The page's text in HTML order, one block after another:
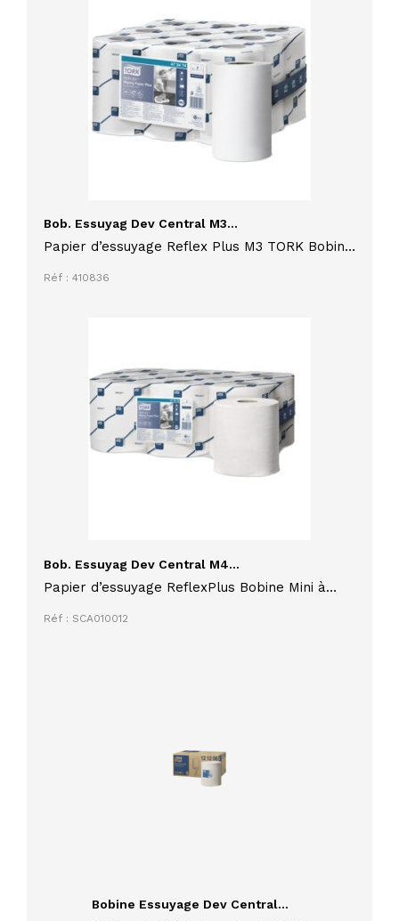
Bob. Essuyag Dev Central M3...
Papier d’essuyage Reflex Plus M3 TORK Bobine
Réf : 410836
Bob. Essuyag Dev Central M4...
Papier d’essuyage ReflexPlus Bobine Mini à
Réf : SCA010012
Bobine Essuyage Dev Central...